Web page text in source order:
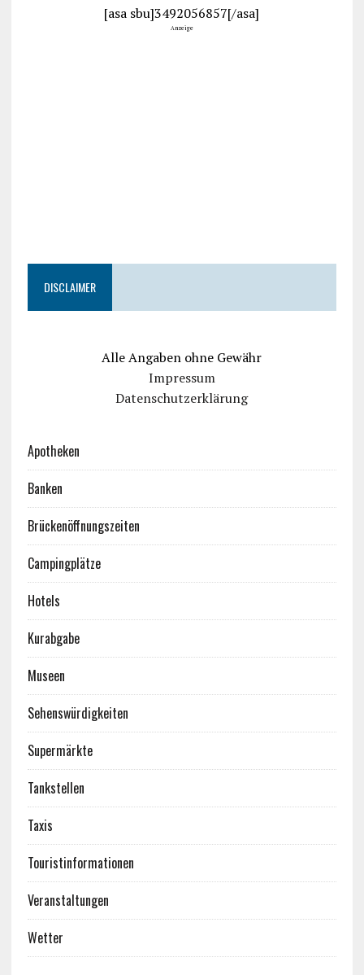
[asa sbu]3492056857[/asa]
Anzeige
DISCLAIMER
Alle Angaben ohne Gewähr
Impressum
Datenschutzerklärung
Apotheken
Banken
Brückenöffnungszeiten
Campingplätze
Hotels
Kurabgabe
Museen
Sehenswürdigkeiten
Supermärkte
Tankstellen
Taxis
Touristinformationen
Veranstaltungen
Wetter